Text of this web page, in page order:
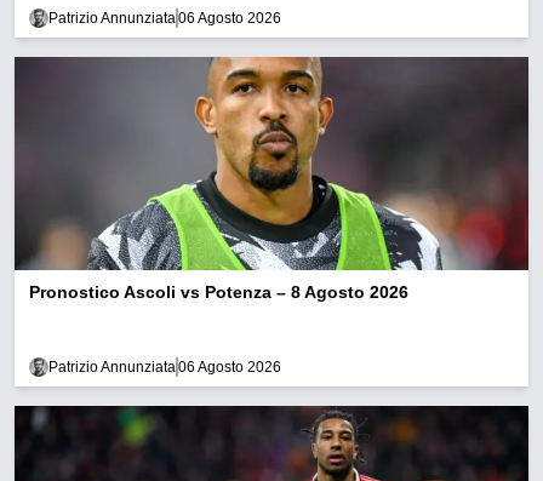
Patrizio Annunziata06 Agosto 2026
Pronostico Ascoli vs Potenza – 8 Agosto 2026
Patrizio Annunziata06 Agosto 2026